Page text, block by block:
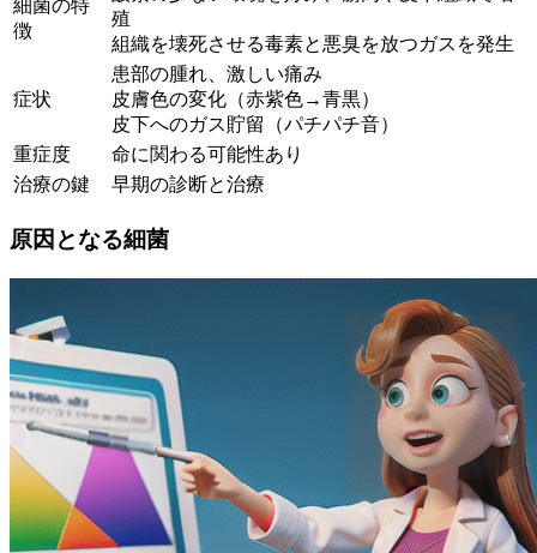
細菌の特
徴
殖
組織を壊死させる毒素と悪臭を放つガスを発生
症状
患部の腫れ、激しい痛み
皮膚色の変化（赤紫色→青黒）
皮下へのガス貯留（パチパチ音）
重症度
命に関わる可能性あり
治療の鍵
早期の診断と治療
原因となる細菌